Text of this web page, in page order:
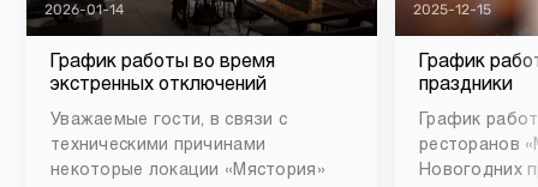
2026-01-14
График работы во время
экстренных отключений
Уважаемые гости, в связи с
техническими причинами
некоторые локации «Мястория»
2025-12-15
График
праздники
График
ресторанов
Новогодних